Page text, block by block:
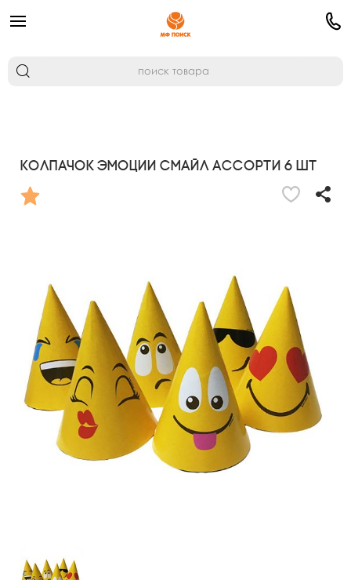
Колпачок Эмоции смайл ассорти 6 шт